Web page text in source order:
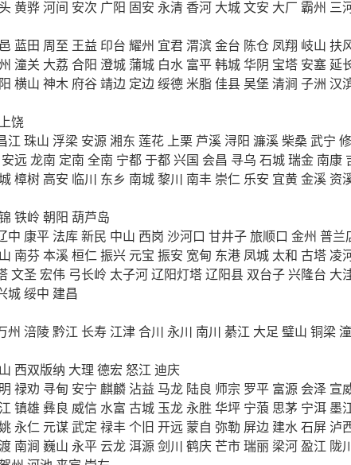
黄骅河间 安次 广阳 固安 永清 香河 大城文安 大厂 霸州 三
蓝田 周至 王益 印台 耀州 宜君渭滨金台 陈仓 凤翔 岐山 扶
潼关 大荔 合阳 澄城蒲城 白水 富平韩城华阴 宝塔 安塞延
横山 神木 府谷靖边 定边绥德 米脂佳县吴堡 清涧 子洲 汉
上饶
江 珠山 浮梁 安源湘东 莲花 上栗 芦溪 浔阳 濂溪柴桑武宁
安远 龙南 定南 全南 宁都于都兴国 会昌 寻乌 石城瑞金 南康
樟树 高安 临川 东乡 南城黎川 南丰 崇仁 乐安 宜黄金溪 资
铁岭 朝阳 葫芦岛
中 康平 法库新民 中山 西岗 沙河口 甘井子旅顺口 金州 普兰
南芬 本溪桓仁振兴 元宝 振安 宽甸 东港 凤城 太和 古塔 凌
文圣宏伟 弓长岭 太子河辽阳灯塔辽阳县 双台子兴隆台 大
城绥中 建昌
州 涪陵黔江 长寿 江津合川 永川 南川 綦江 大足 璧山 铜梁
西双版纳 大理 德宏 怒江 迪庆
禄劝 寻甸 安宁 麒麟 沾益 马龙 陆良 师宗 罗平 富源 会泽 宣
镇雄 彝良 威信水富 古城 玉龙 永胜 华坪 宁蒗 思茅 宁洱 墨
永仁 元谋武定 禄丰个旧 开远 蒙自 弥勒 屏边 建水石屏 泸
南涧 巍山 永平 云龙 洱源剑川 鹤庆 芒市瑞丽 梁河盈江 陇